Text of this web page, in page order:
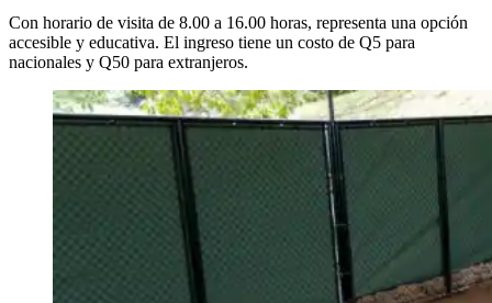
Con horario de visita de 8.00 a 16.00 horas, representa una opción
accesible y educativa. El ingreso tiene un costo de Q5 para
nacionales y Q50 para extranjeros.